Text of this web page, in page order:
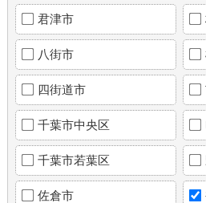
君津市
八街市
四街道市
千葉市中央区
千葉市若葉区
佐倉市